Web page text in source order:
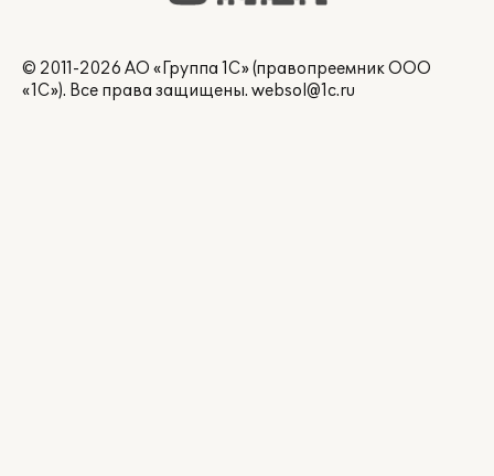
© 2011-2026 АО «Группа 1С» (правопреемник ООО
«1С»). Все права защищены. websol@1c.ru